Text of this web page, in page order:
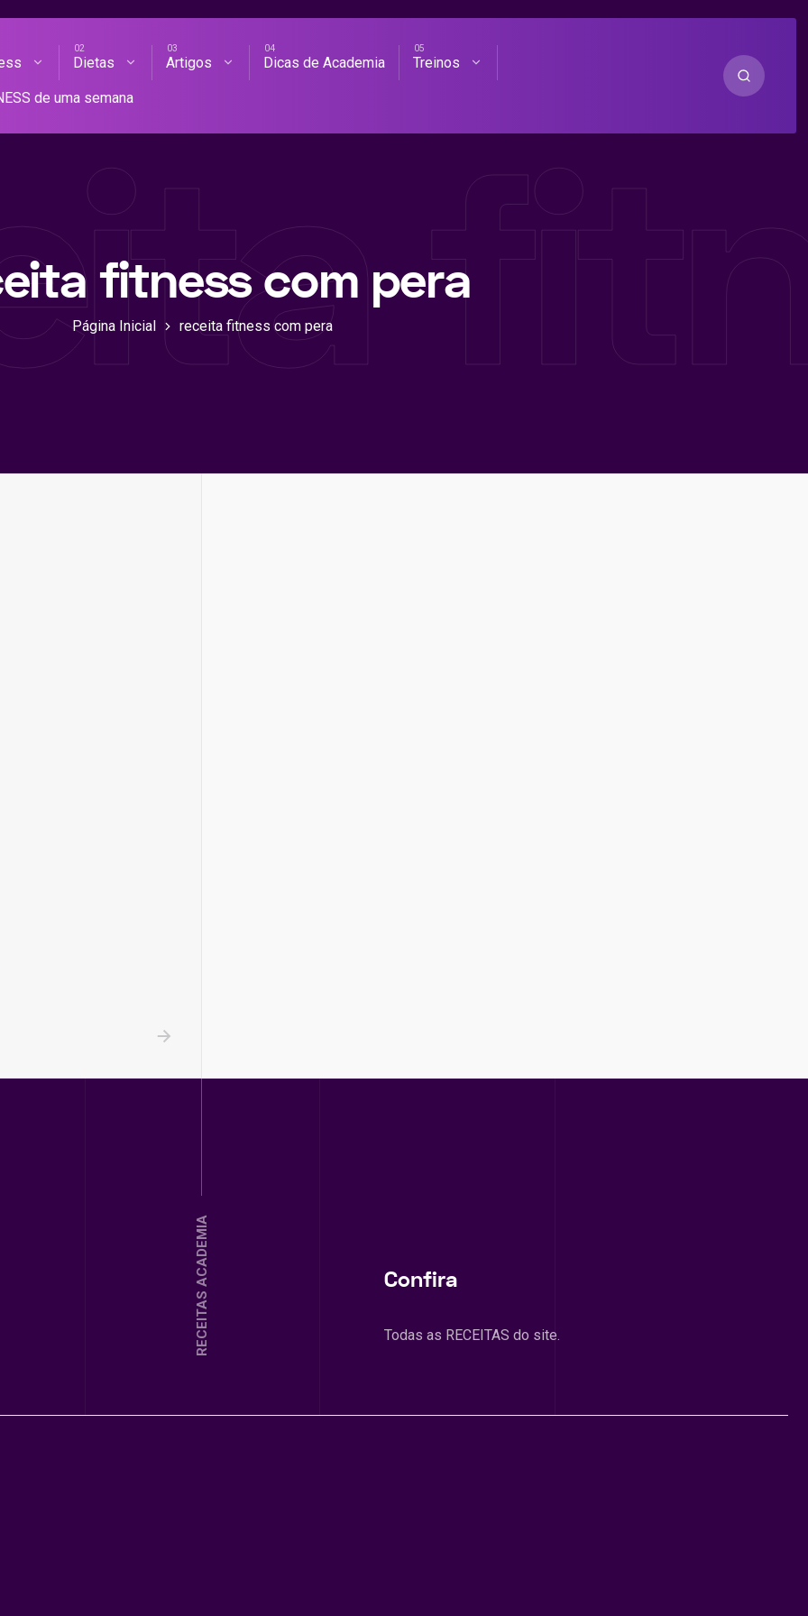
DE ACADEMIA
Dietas Artigos Dicas de Academia Treinos
de uma semana
fitness com pera
Página Inicial receita fitness com pera
RECEITAS ACADEMIA Confira
Todas as RECEITAS do site.